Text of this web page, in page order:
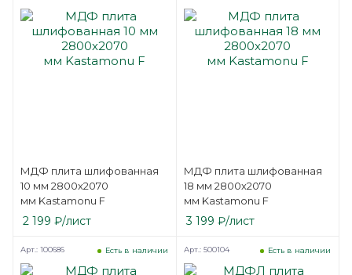
МДФ плита шлифованная
10 мм 2800х2070
мм Kastamonu F
2 199 ₽/лист
МДФ плита шлифованная
18 мм 2800х2070
мм Kastamonu F
3 199 ₽/лист
Есть в наличии
Арт.: 100686 Есть в наличии
Арт.: 500104